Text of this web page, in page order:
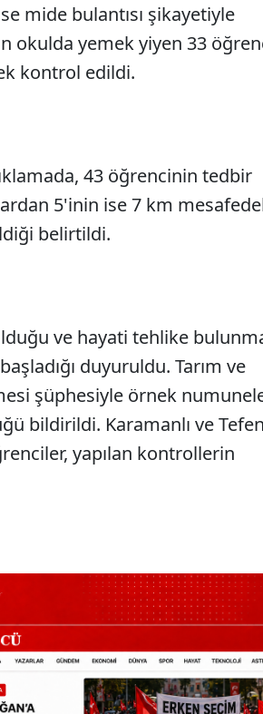
mide bulantısı şikayetiyle
okulda yemek yiyen 33
kontrol edildi.
43 öğrencinin tedbir
5'inin ise 7 km
belirtildi.
ve hayati tehlike
duyuruldu. Tarım ve
şüphesiyle örnek
bildirildi. Karamanlı ve
yapılan kontrollerin